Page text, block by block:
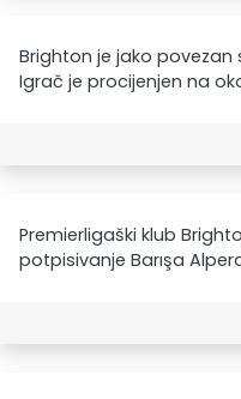
Brighton je jako povezan
Igrač je procijenjen na
Premierligaški klub
potpisivanje Barışa